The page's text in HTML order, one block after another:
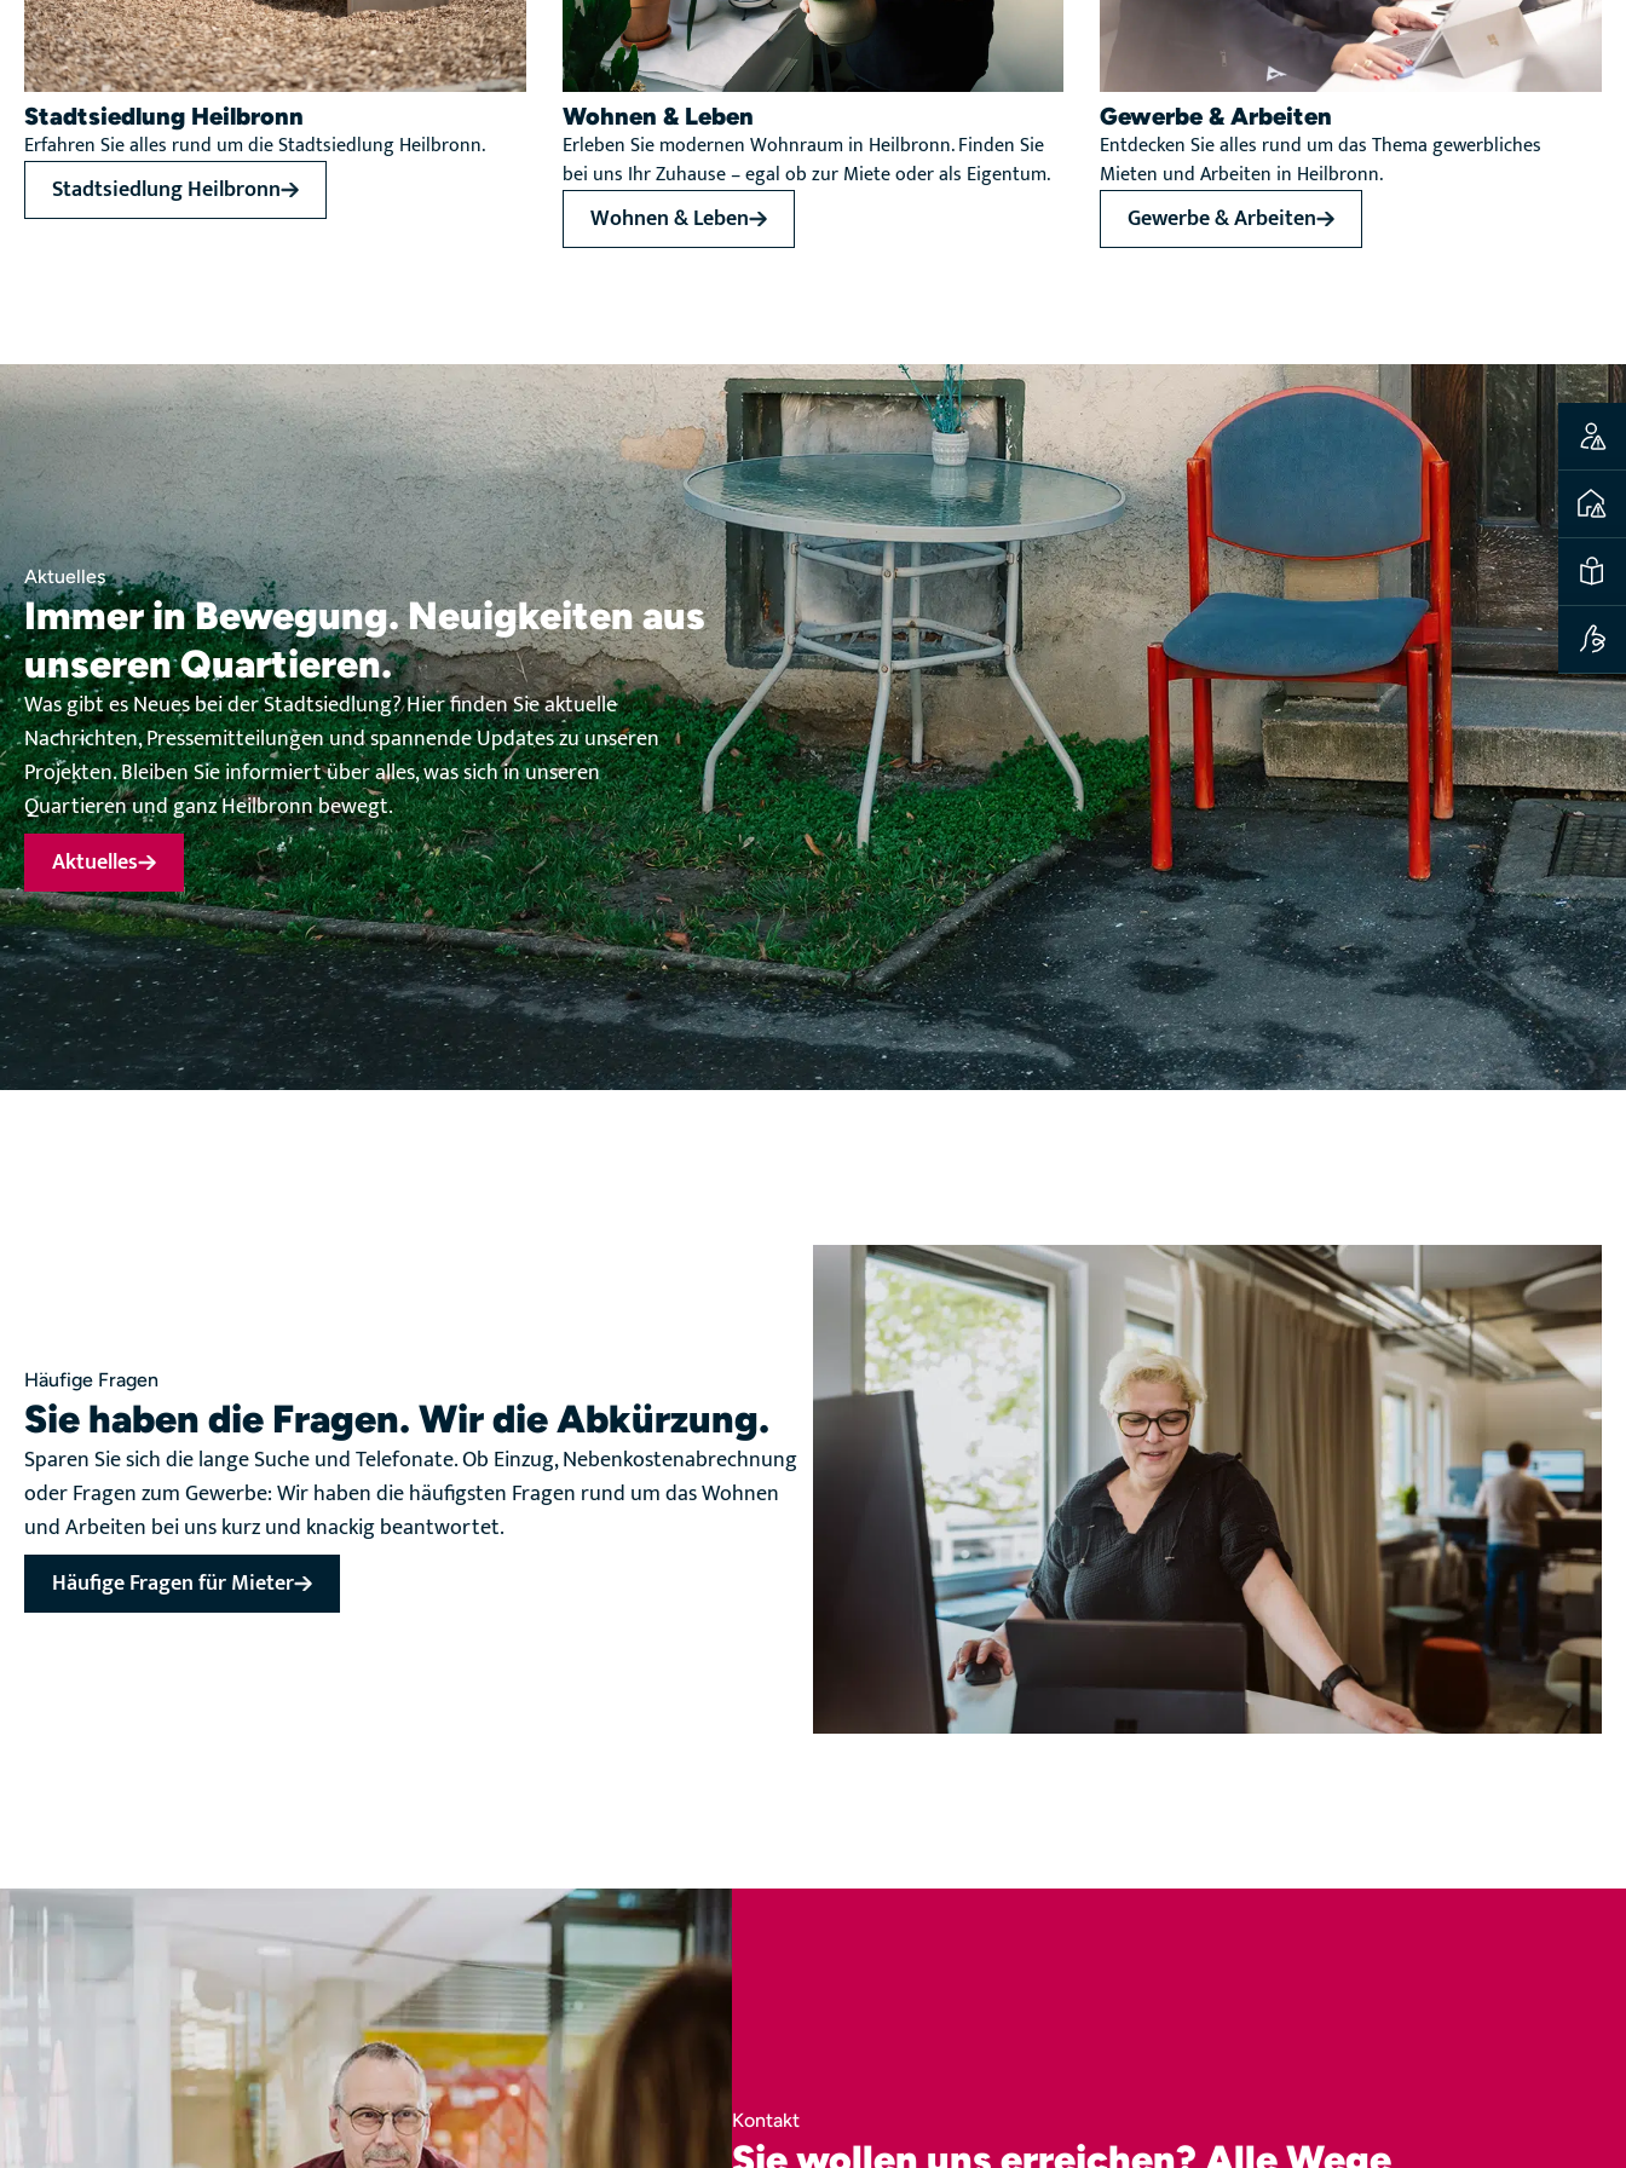
Stadtsiedlung Heilbronn
Erfahren Sie alles rund um die Stadtsiedlung Heilbronn.
Stadtsiedlung Heilbronn
Wohnen & Leben
Erleben Sie modernen Wohnraum in Heilbronn. Finden Sie
bei uns Ihr Zuhause – egal ob zur Miete oder als Eigentum.
Wohnen & Leben
Gewerbe & Arbeiten
Entdecken Sie alles rund um das Thema gewerbliches
Mieten und Arbeiten in Heilbronn.
Gewerbe & Arbeiten
Aktuelles
Immer in Bewegung. Neuigkeiten aus
unseren Quartieren.
Was gibt es Neues bei der Stadtsiedlung? Hier finden Sie aktuelle
Nachrichten, Pressemitteilungen und spannende Updates zu unseren
Projekten. Bleiben Sie informiert über alles, was sich in unseren
Quartieren und ganz Heilbronn bewegt.
Aktuelles
Häufige Fragen
Sie haben die Fragen. Wir die Abkürzung.
Sparen Sie sich die lange Suche und Telefonate. Ob Einzug, Nebenkostenabrechnung
oder Fragen zum Gewerbe: Wir haben die häufigsten Fragen rund um das Wohnen
und Arbeiten bei uns kurz und knackig beantwortet.
Häufige Fragen für Mieter
Kontakt